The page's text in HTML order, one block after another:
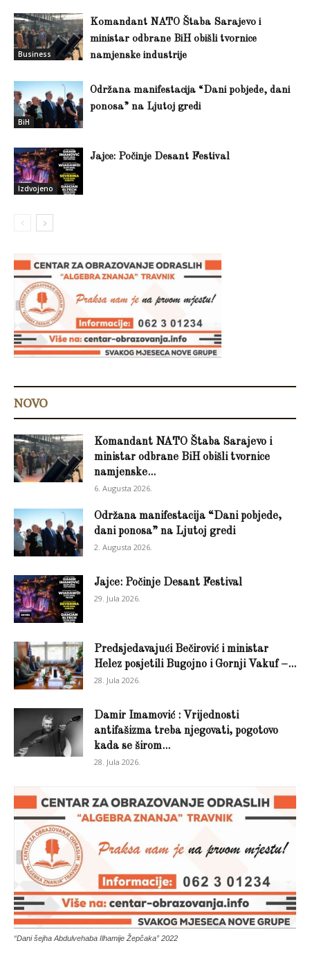
Business
Komandant NATO Štaba Sarajevo i
ministar odbrane BiH obišli tvornice
namjenske industrije
BiH
Održana manifestacija “Dani pobjede, dani
ponosa” na Ljutoj gredi
Izdvojeno
Jajce: Počinje Desant Festival
NOVO
Komandant NATO Štaba Sarajevo i
ministar odbrane BiH obišli tvornice
namjenske...
6. Augusta 2026.
Održana manifestacija “Dani pobjede,
dani ponosa” na Ljutoj gredi
2. Augusta 2026.
Jajce: Počinje Desant Festival
29. Jula 2026.
Predsjedavajući Bečirović i ministar
Helez posjetili Bugojno i Gornji Vakuf –...
28. Jula 2026.
Damir Imamović : Vrijednosti
antifašizma treba njegovati, pogotovo
kada se širom...
28. Jula 2026.
“Dani šejha Abdulvehaba Ilhamije Žepčaka” 2022